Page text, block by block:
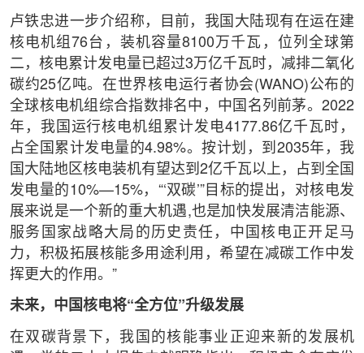
卢铁忠进一步介绍称，目前，我国大陆现有在运在建
核电机组76台，装机容量8100万千瓦，位列全球第
二，核电累计发电量已超过3万亿千瓦时，减排二氧化
碳约25亿吨。在世界核电运行者协会(WANO)公布的
全球核电机组综合指数排名中，中国名列前茅。2022
年，我国运行核电机组累计发电4177.86亿千瓦时，
占全国累计发电量的4.98%。按计划，到2035年，我
国大陆地区核电装机有望达到2亿千瓦以上，占到全国
发电量的10%—15%，“‘双碳’”目标的提出，对核电发
展来说是一个新的重大机遇,也是加快发展清洁能源、
服务国家战略大局的历史责任，中国核电正开足马
力，积极拓展核能多用途利用，希望在减碳工作中发
挥更大的作用。”
未来，中国核电将“全方位”升级发展
在双碳背景下，我国的核能事业正迎来新的发展机